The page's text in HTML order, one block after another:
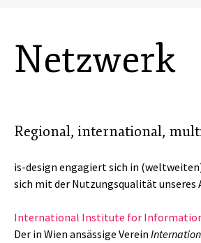
Netzwerk
Regional, international,
is-design engagiert sich in
sich mit der Nutzungsqualität unseres
International Institute for
Der in Wien ansässige Verein